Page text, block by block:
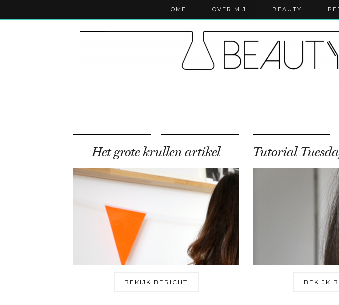
HOME OVER MIJ BEAUTY
Het grote krullen artikel
BEKIJK BERICHT BEKIJK